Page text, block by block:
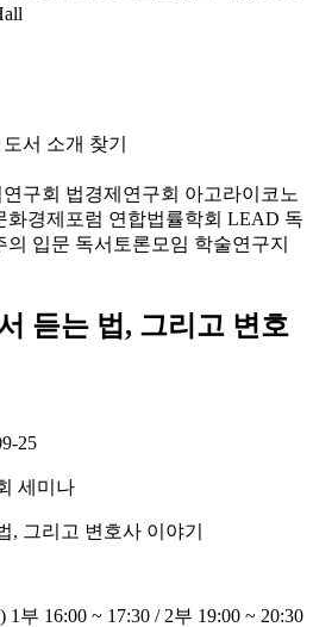
도서 소개 찾기
구회 법경제연구회 아고라이코노
화경제포럼 연합법률학회 LEAD 독
의 입문 독서토론모임 학술연구지
듣는 법, 그리고 변호
25
세미나
, 그리고 변호사 이야기
부 16:00 ~ 17:30 / 2부 19:00 ~ 20:30